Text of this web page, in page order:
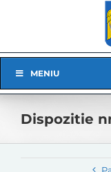
Navigation
MENIU
Dispozitie